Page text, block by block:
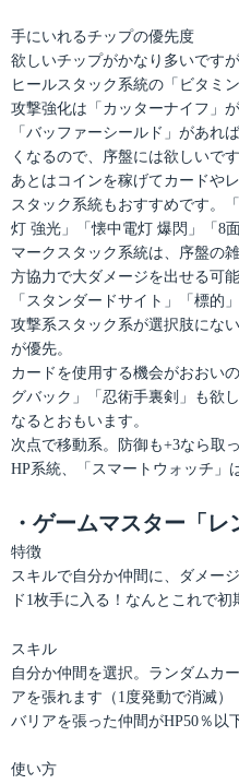
手にいれるチップの優先度
欲しいチップがかなり多いです
ヒールスタック系統の「ビタミ
攻撃強化は「カッターナイフ」が
「バッファーシールド」があれ
くなるので、序盤には欲しいです
あとはコインを稼げてカードや
スタック系統もおすすめです。
灯 強光」「懐中電灯 爆閃」「8面
マークスタック系統は、序盤の
方協力で大ダメージを出せる可
「スタンダードサイト」「標的」
攻撃系スタック系が選択肢にな
が優先。
カードを使用する機会がおおい
グバック」「忍術手裏剣」も欲
なるとおもいます。
次点で移動系。防御も+3なら取
HP系統、「スマートウォッチ」
・ゲームマスター「レ
特徴
スキルで自分か仲間に、ダメー
ド1枚手に入る！なんとこれで初
スキル
自分か仲間を選択。ランダムカ
アを張れます（1度発動で消滅）
バリアを張った仲間がHP50％以
使い方